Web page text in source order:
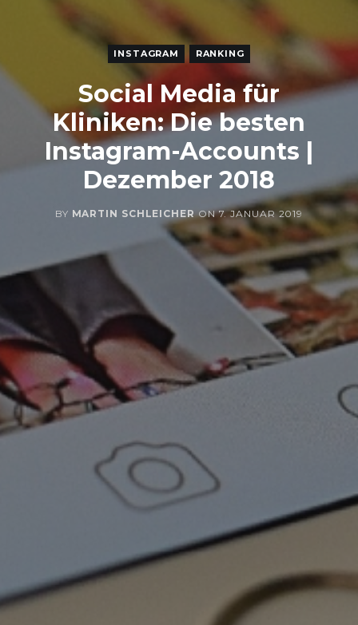
INSTAGRAM RANKING
Social Media für
Kliniken: Die besten
Instagram-Accounts |
Dezember 2018
BY MARTIN SCHLEICHERON7. JANUAR 2019